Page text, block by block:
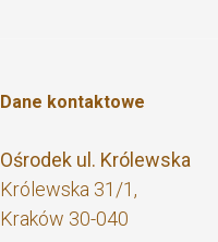
Dane kontaktowe
Ośrodek ul. Królewska
Królewska 31/1,
Kraków 30-040